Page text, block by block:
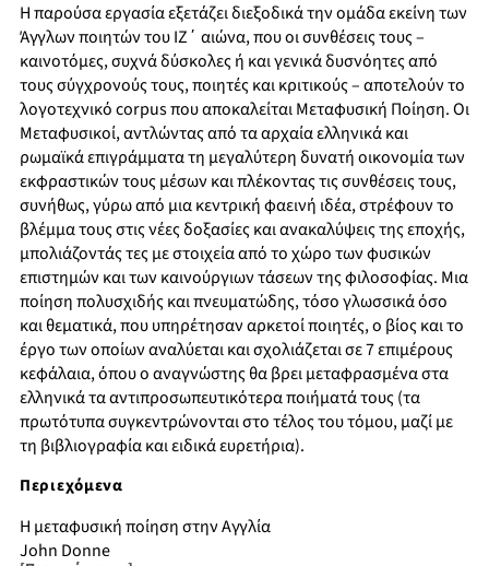
Η παρούσα εργασία εξετάζει διεξοδικά την ομάδα εκείνη των
Άγγλων ποιητών του ΙΖ΄ αιώνα, που οι συνθέσεις τους –
καινοτόμες, συχνά δύσκολες ή και γενικά δυσνόητες από
τους σύγχρονούς τους, ποιητές και κριτικούς – αποτελούν το
λογοτεχνικό corpus που αποκαλείται Μεταφυσική Ποίηση. Οι
Μεταφυσικοί, αντλώντας από τα αρχαία ελληνικά και
ρωμαϊκά επιγράμματα τη μεγαλύτερη δυνατή οικονομία των
εκφραστικών τους μέσων και πλέκοντας τις συνθέσεις τους,
συνήθως, γύρω από μια κεντρική φαεινή ιδέα, στρέφουν το
βλέμμα τους στις νέες δοξασίες και ανακαλύψεις της εποχής,
μπολιάζοντάς τες με στοιχεία από το χώρο των φυσικών
επιστημών και των καινούργιων τάσεων της φιλοσοφίας. Μια
ποίηση πολυσχιδής και πνευματώδης, τόσο γλωσσικά όσο
και θεματικά, που υπηρέτησαν αρκετοί ποιητές, ο βίος και το
έργο των οποίων αναλύεται και σχολιάζεται σε 7 επιμέρους
κεφάλαια, όπου ο αναγνώστης θα βρει μεταφρασμένα στα
ελληνικά τα αντιπροσωπευτικότερα ποιήματά τους (τα
πρωτότυπα συγκεντρώνονται στο τέλος του τόμου, μαζί με
τη βιβλιογραφία και ειδικά ευρετήρια).
Περιεχόμενα
Η μεταφυσική ποίηση στην Αγγλία
John Donne